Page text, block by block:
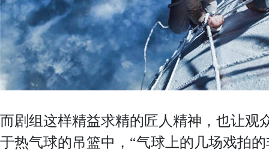
而剧组这样精益求精的匠人精神，也让观
于热气球的吊篮中，“气球上的几场戏拍